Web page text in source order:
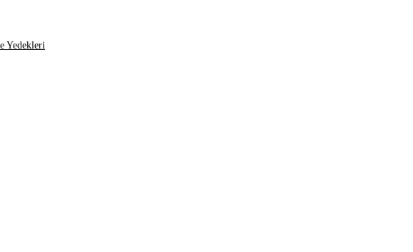
Yedekleri